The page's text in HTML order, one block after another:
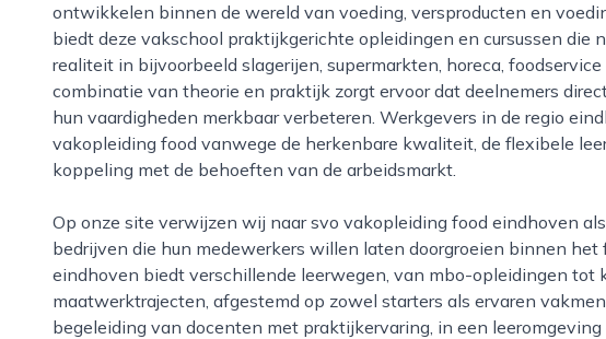
ontwikkelen binnen de wereld van voeding, versproducten en
biedt deze vakschool praktijkgerichte opleidingen en cursussen die
realiteit in bijvoorbeeld slagerijen, supermarkten, horeca,
combinatie van theorie en praktijk zorgt ervoor dat deelnemers
hun vaardigheden merkbaar verbeteren. Werkgevers in de regio
vakopleiding food vanwege de herkenbare kwaliteit, de flexibele
koppeling met de behoeften van de arbeidsmarkt.
Op onze site verwijzen wij naar svo vakopleiding food eindhoven als een betrouwbare partner voor
bedrijven die hun medewerkers willen laten doorgroeien binnen het
eindhoven biedt verschillende leerwegen, van mbo-opleidingen tot
maatwerktrajecten, afgestemd op zowel starters als ervaren
begeleiding van docenten met praktijkervaring, in een